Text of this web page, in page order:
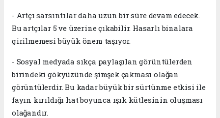
- Artçı sarsıntılar daha uzun bir süre devam edecek.
Bu artçılar 5 ve üzerine çıkabilir. Hasarlı binalara
girilmemesi büyük önem taşıyor.
- Sosyal medyada sıkça paylaşılan görüntülerden
birindeki gökyüzünde şimşek çakması olağan
görüntülerdir. Bu kadar büyük bir sürtünme etkisi ile
fayın kırıldığı hat boyunca ışık kütlesinin oluşması
olağandır.